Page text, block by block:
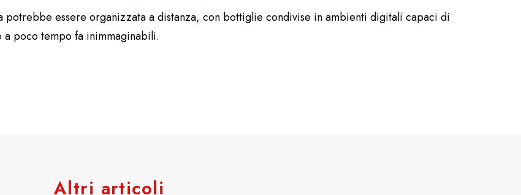
potrebbe essere organizzata a distanza, con bottiglie condivise in ambienti digitali capaci di
poco tempo fa inimmaginabili.
Altri articoli